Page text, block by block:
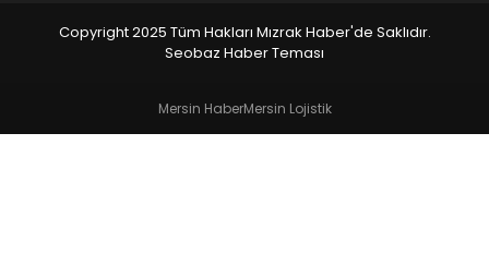
Copyright 2025 Tüm Hakları Mızrak Haber'de Saklıdır.
Seobaz Haber Teması
Mersin HaberMersin Lojistik